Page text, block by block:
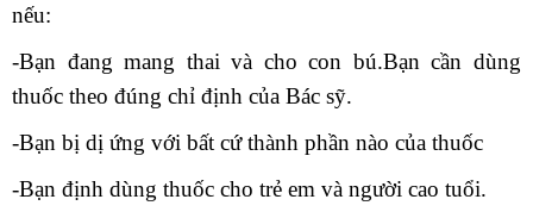
nếu:
-Bạn đang mang thai và cho con bú.Bạn cần dùng
thuốc theo đúng chỉ định của Bác sỹ.
-Bạn bị dị ứng với bất cứ thành phần nào của thuốc
-Bạn định dùng thuốc cho trẻ em và người cao tuổi.